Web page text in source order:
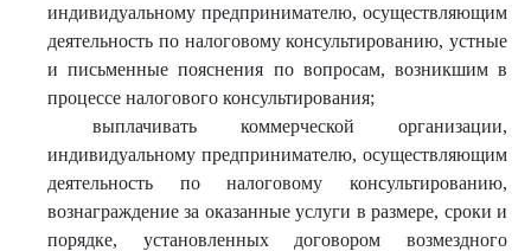
индивидуальному предпринимателю, осуществляющим
деятельность по налоговому консультированию, устные
и письменные пояснения по вопросам, возникшим в
процессе налогового консультирования;
выплачивать коммерческой организации,
индивидуальному предпринимателю, осуществляющим
деятельность по налоговому консультированию,
вознаграждение за оказанные услуги в размере, сроки и
порядке, установленных договором возмездного